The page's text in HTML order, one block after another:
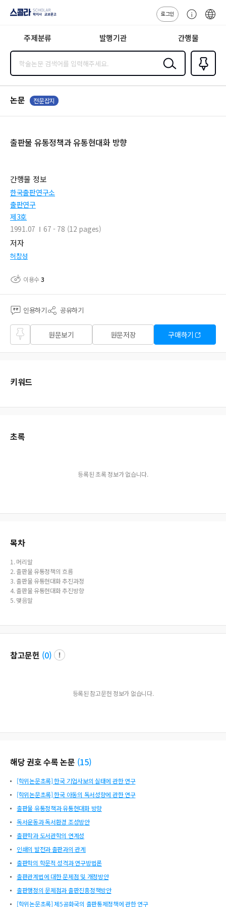
지사·교보문고
로그인
센
주제분류 발행기관 간행물
검색
즐겨찾
기0
논문 전문잡지
출판물 유통정책과 유통현대화 방향
간행물 정보
한국출판연구소
출판연구
제3호
1991.07
67 - 78 (12 pages)
저자
허창성
이용수3
인용하기 공유하기
즐겨
찾기
원문보기 원문저장 구매하기
키워드
초록
등록된 초록 정보가 없습니다.
목차
1. 머리말
2. 출판물 유통정책의 흐름
3. 출판물 유통현대화 추진과정
4. 출판물 유통현대화 추진방향
5. 맺음말
참고문헌 (0)
등록된 참고문헌 정보가 없습니다.
해당 권호 수록 논문 (15)
[학위논문초록] 한국 기업사보의 실태에 관한 연구
[학위논문초록] 한국 아동의 독서성향에 관한 연구
출판물 유통정책과 유통현대화 방향
독서운동과 독서환경 조성방안
출판학과 도서관학의 연계성
인쇄의 발전과 출판과의 관계
출판학의 학문적 성격과 연구방법론
출판관계법에 대한 문제점 및 개정방안
출판행정의 문제점과 출판진흥정책방안
[학위논문초록] 제5공화국의 출판통제정책에 관한 연구